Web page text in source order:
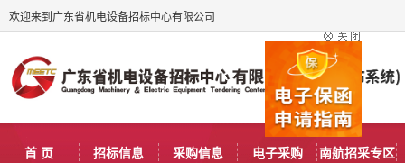
欢迎来到广东省机电设备招标中心有限公司
首 页 招标信息 采购信息 电子采购
南航招采专区